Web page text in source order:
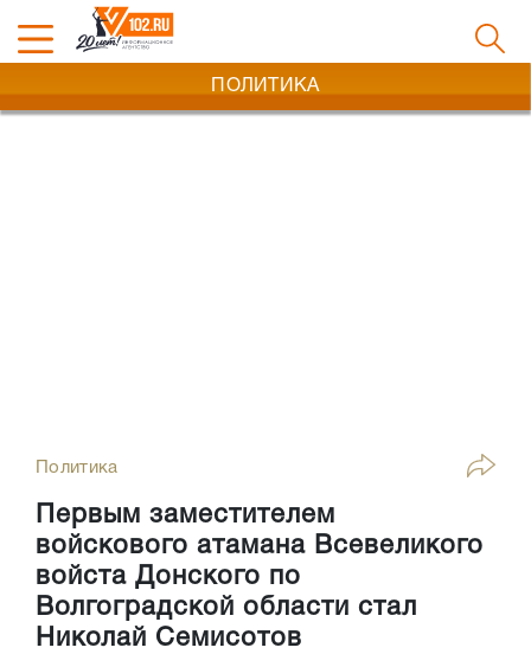
ПОЛИТИКА
Политика
Первым заместителем
войскового атамана Всевеликого
войста Донского по
Волгоградской области стал
Николай Семисотов